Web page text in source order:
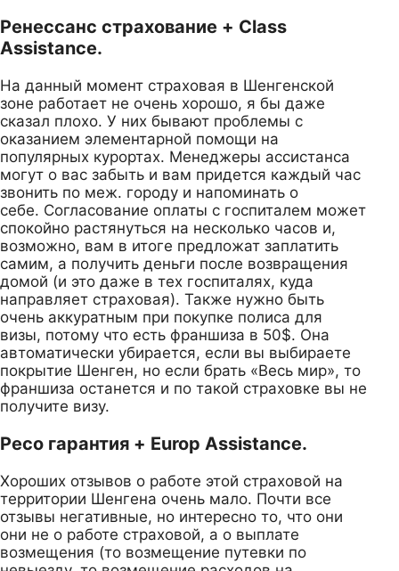
Ренессанс страхование + Class
Assistance.
На данный момент страховая в Шенгенской
зоне работает не очень хорошо, я бы даже
сказал плохо. У них бывают проблемы с
оказанием элементарной помощи на
популярных курортах. Менеджеры ассистанса
могут о вас забыть и вам придется каждый час
звонить по меж. городу и напоминать о
себе. Согласование оплаты с госпиталем может
спокойно растянуться на несколько часов и,
возможно, вам в итоге предложат заплатить
самим, а получить деньги после возвращения
домой (и это даже в тех госпиталях, куда
направляет страховая). Также нужно быть
очень аккуратным при покупке полиса для
визы, потому что есть франшиза в 50$. Она
автоматически убирается, если вы выбираете
покрытие Шенген, но если брать «Весь мир», то
франшиза останется и по такой страховке вы не
получите визу.
Ресо гарантия + Europ Assistance.
Хороших отзывов о работе этой страховой на
территории Шенгена очень мало. Почти все
отзывы негативные, но интересно то, что они
они не о работе страховой, а о выплате
возмещения (то возмещение путевки по